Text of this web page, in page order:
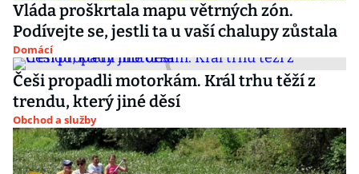
Vláda proškrtala mapu větrných zón.
Podívejte se, jestli ta u vaší chalupy zůstala
Domácí
Češi propadli motorkám. Král trhu těží z
trendu, který jiné děsí
Obchod a služby